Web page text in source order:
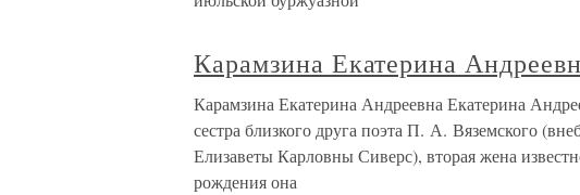
Карамзина Екатерина
Карамзина Екатерина Андреевна Екатерина
сестра близкого друга поэта П. А. Вяземского
Елизаветы Карловны Сиверс), вторая жена
рождения она